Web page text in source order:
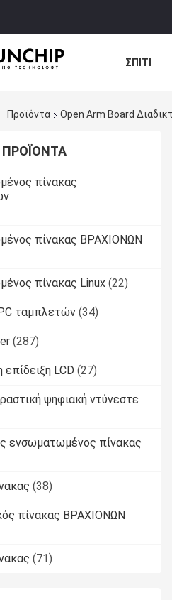
ΣΠΊΤΙ
Προϊόντα Open Arm Board
πίνακας
πίνακας ΒΡΑΧΙΟΝΩΝ
πίνακας Linux (22)
ταμπλετών (34)
(287)
LCD (27)
ψηφιακή ντύνεστε
ενσωματωμένος πίνακας
(38)
πίνακας ΒΡΑΧΙΟΝΩΝ
(71)